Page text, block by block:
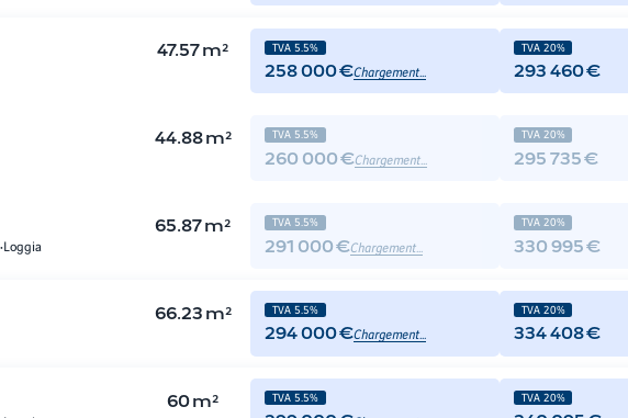
47.57m² TVA 5.5%
258 000 €Chargement...
TVA 20%
293 460 €
44.88m² TVA 5.5%
260 000 €Chargement...
TVA 20%
295 735 €
Loggia
65.87m² TVA 5.5%
291 000 €Chargement...
TVA 20%
330 995 €
66.23 m² TVA 5.5%
294 000 €Chargement...
TVA 20%
334 408 €
60m² TVA 5.5% TVA 20%